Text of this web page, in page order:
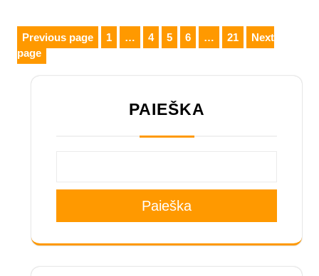
Įrašų
puslapiavimas
Previous page
Page
1 …
Page
4
Page
5
Page
6 …
Page
21
Next
page
PAIEŠKA
Paieška